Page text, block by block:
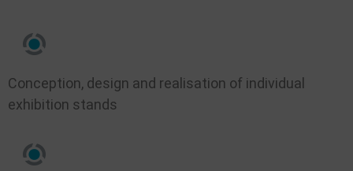
Conception, design and realisation of individual
exhibition stands